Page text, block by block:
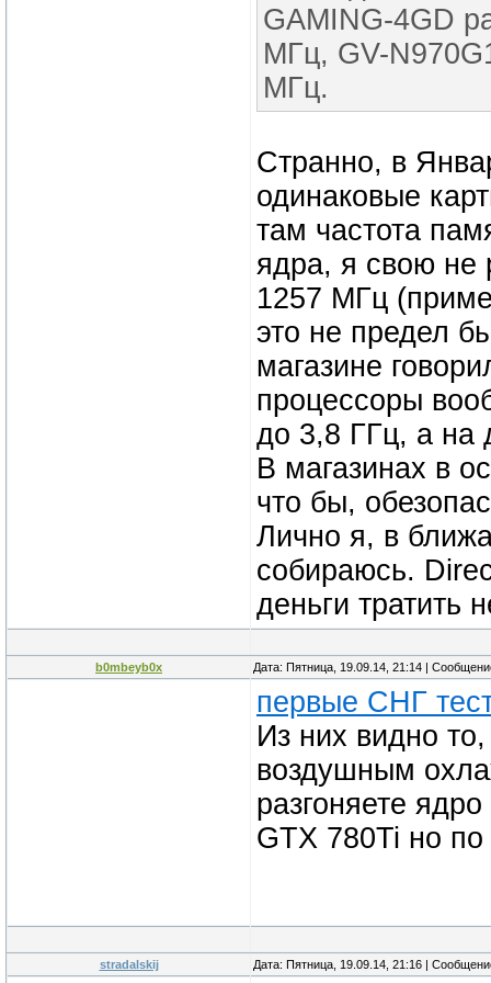
GAMING-4GD
МГц, GV-
МГц.
Странно, в
одинаковые
там частота
ядра, я свою не
1257 МГц
это не предел
магазине
процессоры
до 3,8 ГГц, а на
В магазинах в
что бы,
Лично я, в
собираюсь.
деньги тратить
b0mbeyb0x Дата: Пятница, 19.09.14, 21:14 |
первые СНГ
Из них видно
воздушным
разгоняете
GTX 780Ti но
stradalskij Дата: Пятница, 19.09.14, 21:16 |